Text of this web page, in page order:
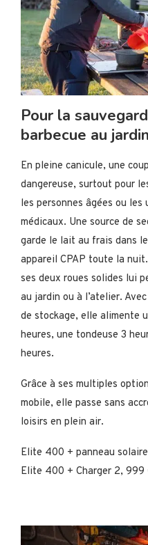
Pour la
barbecue au
En pleine canicule, une
dangereuse, surtout pour
les personnes âgées ou
médicaux. Une source de
garde le lait au frais dans
appareil CPAP toute la
ses deux roues solides lui
au jardin ou à l’atelier.
de stockage, elle alimente
heures, une tondeuse 3
heures.
Grâce à ses multiples
mobile, elle passe sans
loisirs en plein air.
Elite 400 + panneau
Elite 400 + Charger 2, 999